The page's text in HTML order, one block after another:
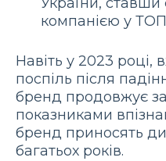
компанією у
Навіть у 2023 році,
поспіль після
бренд продовжує
показниками
бренд приносять
багатьох років.